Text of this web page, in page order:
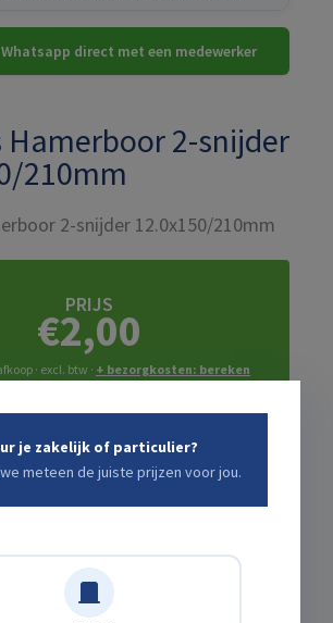
direct met een medewerker
Hamerboor 2-snijder
210mm
2-snijder 12.0x150/210mm
PRIJS
€2,00
· excl. btw · + bezorgkosten: bereken
of zelf ophalen?
bezorgen
je zakelijk of particulier?
meteen de juiste prijzen voor jou.